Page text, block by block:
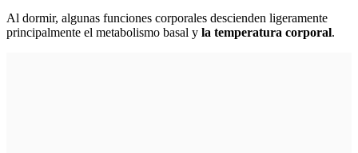
Al dormir, algunas funciones corporales descienden ligeramente
principalmente el metabolismo basal y la temperatura corporal.